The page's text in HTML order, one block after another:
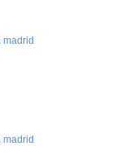
madrid
madrid